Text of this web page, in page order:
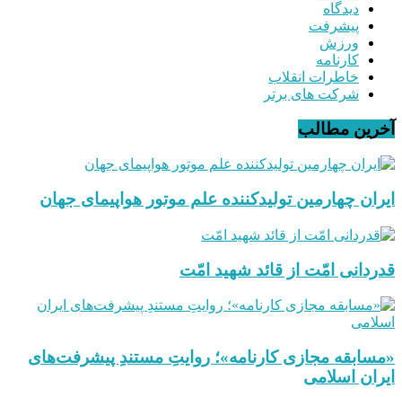
دیدگاه
پیشرفت
ورزش
کارنامه
خاطرات انقلاب
شرکت های برتر
آخرین مطالب
ایران چهارمین تولیدکننده علم موتور هواپیمای جهان
قدردانی امّت از قائد شهید امّت
«مسابقه مجازی کارنامه»؛ روایتِ مستندِ پیشرفت‌های
ایران اسلامی